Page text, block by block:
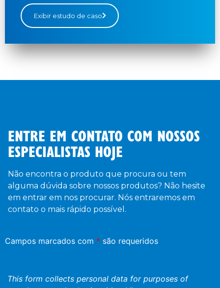
Exibir estudo de caso
ENTRE EM CONTATO COM NOSSOS
ESPECIALISTAS HOJE
Não encontra o produto que procura ou tem
alguma dúvida sobre nossos produtos? Não hesite
em entrar em nos procurar. Nós entraremos em
contato o mais rápido possível.
Campos marcados com * são requeridos
This form collects personal data for purposes of